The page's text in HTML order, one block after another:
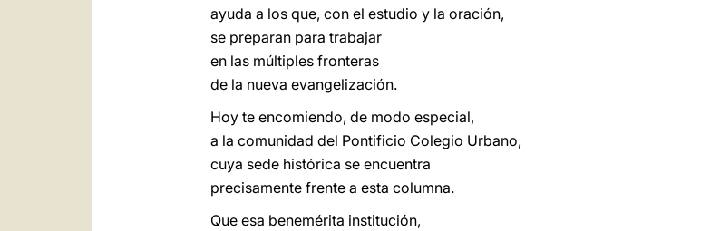
ayuda a los que, con el estudio y la oración,
se preparan para trabajar
en las múltiples fronteras
de la nueva evangelización.
Hoy te encomiendo, de modo especial,
a la comunidad del Pontificio Colegio Urbano,
cuya sede histórica se encuentra
precisamente frente a esta columna.
Que esa benemérita institución,